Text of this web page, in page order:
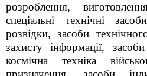
розроблення,
спеціальні технічні
розвідки, засоби
захисту інформації,
космічна техніка